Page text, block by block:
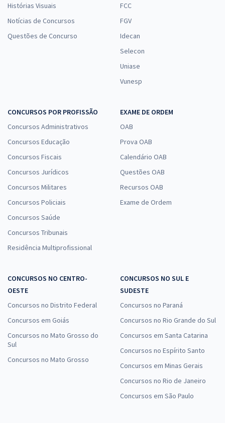
Histórias Visuais
Notícias de Concursos
Questões de Concurso
FCC
FGV
Idecan
Selecon
Uniase
Vunesp
CONCURSOS POR PROFISSÃO
Concursos Administrativos
Concursos Educação
Concursos Fiscais
Concursos Jurídicos
Concursos Militares
Concursos Policiais
Concursos Saúde
Concursos Tribunais
Residência Multiprofissional
EXAME DE ORDEM
OAB
Prova OAB
Calendário OAB
Questões OAB
Recursos OAB
Exame de Ordem
CONCURSOS NO CENTRO-
OESTE
Concursos no Distrito Federal
Concursos em Goiás
Concursos no Mato Grosso do
Sul
Concursos no Mato Grosso
CONCURSOS NO SUL E
SUDESTE
Concursos no Paraná
Concursos no Rio Grande do Sul
Concursos em Santa Catarina
Concursos no Espírito Santo
Concursos em Minas Gerais
Concursos no Rio de Janeiro
Concursos em São Paulo